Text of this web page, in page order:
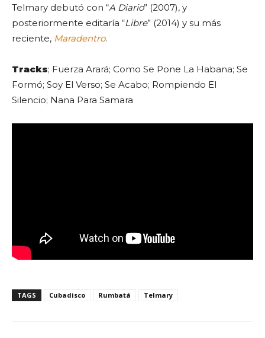
Telmary debutó con “A Diario” (2007), y
posteriormente editaría “Libre” (2014) y su más
reciente, Maradentro.
Tracks; Fuerza Arará; Como Se Pone La Habana; Se
Formó; Soy El Verso; Se Acabo; Rompiendo El
Silencio; Nana Para Samara
TAGS Cubadisco Rumbatá Telmary